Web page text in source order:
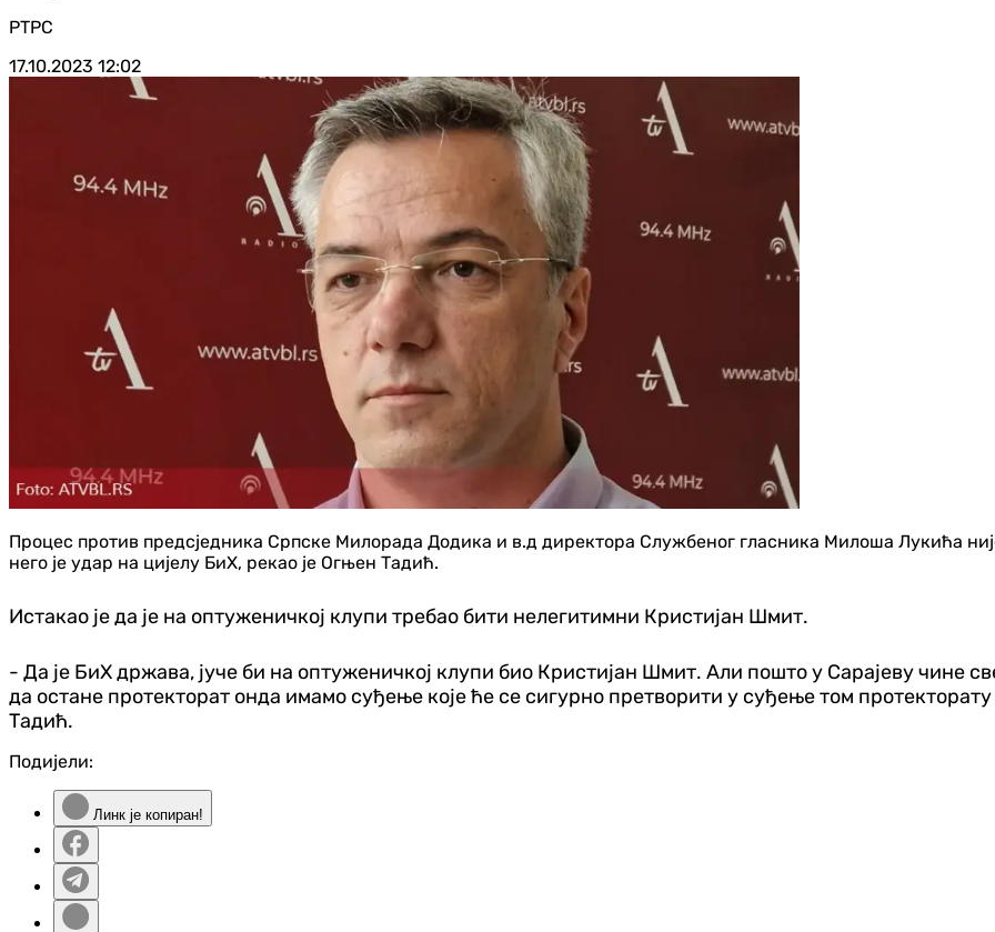
РТРС
17.10.2023 12:02
Процес против предсједника Српске Милорада Додика и в.д директора Службеног гласника Милоша Лукића
него је удар на цијелу БиХ, рекао је Огњен Тадић.
Истакао је да је на оптуженичкој клупи требао бити нелегитимни Кристијан Шмит.
- Да је БиХ држава, јуче би на оптуженичкој клупи био Кристијан Шмит. Али пошто у Сарајеву чине
да остане протекторат онда имамо суђење које ће се сигурно претворити у суђење том
Тадић.
Подијели:
Линк је копиран!